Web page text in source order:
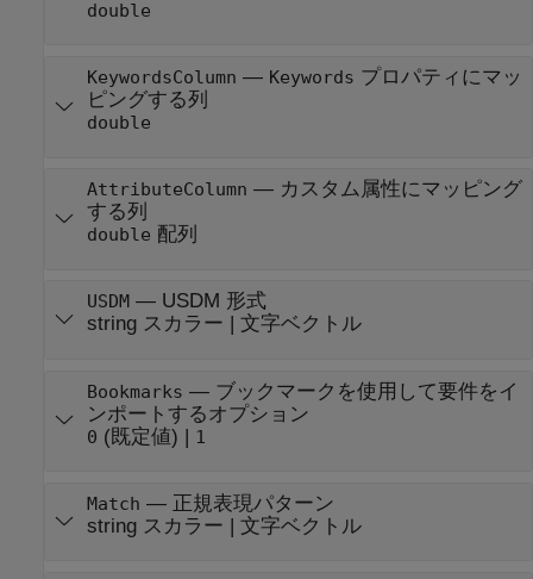
double
KeywordsColumn — Keywords プロパティにマッ
ピングする列
double
AttributeColumn — カスタム属性にマッピング
する列
double 配列
USDM— USDM 形式
string スカラー
文字ベクトル
Bookmarks — ブックマークを使用して要件をイ
ンポートするオプション
0 (既定値) | 1
Match — 正規表現パターン
string スカラー | 文字ベクトル